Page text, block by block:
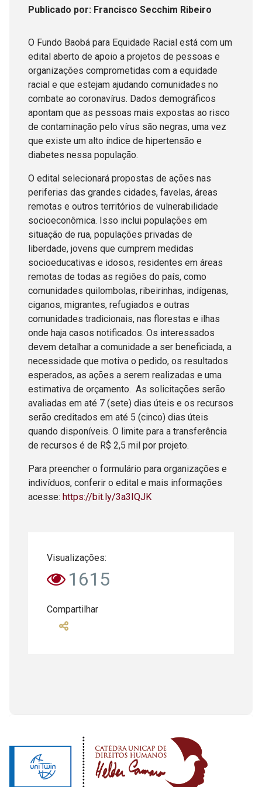
Publicado por: Francisco Secchim Ribeiro
O Fundo Baobá para Equidade Racial está com um
edital aberto de apoio a projetos de pessoas e
organizações comprometidas com a equidade
racial e que estejam ajudando comunidades no
combate ao coronavírus. Dados demográficos
apontam que as pessoas mais expostas ao risco
de contaminação pelo vírus são negras, uma vez
que existe um alto índice de hipertensão e
diabetes nessa população.
O edital selecionará propostas de ações nas
periferias das grandes cidades, favelas, áreas
remotas e outros territórios de vulnerabilidade
socioeconômica. Isso inclui populações em
situação de rua, populações privadas de
liberdade, jovens que cumprem medidas
socioeducativas e idosos, residentes em áreas
remotas de todas as regiões do país, como
comunidades quilombolas, ribeirinhas, indígenas,
ciganos, migrantes, refugiados e outras
comunidades tradicionais, nas florestas e ilhas
onde haja casos notificados. Os interessados
devem detalhar a comunidade a ser beneficiada, a
necessidade que motiva o pedido, os resultados
esperados, as ações a serem realizadas e uma
estimativa de orçamento. As solicitações serão
avaliadas em até 7 (sete) dias úteis e os recursos
serão creditados em até 5 (cinco) dias úteis
quando disponíveis. O limite para a transferência
de recursos é de R$ 2,5 mil por projeto.
Para preencher o formulário para organizações e
indivíduos, conferir o edital e mais informações
acesse: https://bit.ly/3a3IQJK
Visualizações:
1615
Compartilhar